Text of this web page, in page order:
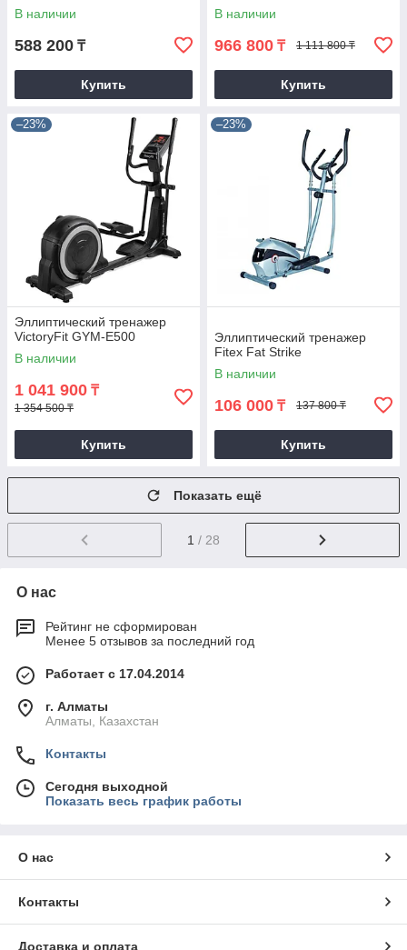
В наличии
588 200 ₸
Купить
В наличии
966 800 ₸ 1 111 800 ₸
Купить
–23%
Эллиптический тренажер
VictoryFit GYM-E500
В наличии
1 041 900 ₸
1 354 500 ₸
Купить
–23%
Эллиптический тренажер
Fitex Fat Strike
В наличии
106 000 ₸ 137 800 ₸
Купить
Показать ещё
1 / 28
О нас
Рейтинг не сформирован
Менее 5 отзывов за последний год
Работает с 17.04.2014
г. Алматы
Алматы, Казахстан
Контакты
Сегодня выходной
Показать весь график работы
О нас
Контакты
Доставка и оплата